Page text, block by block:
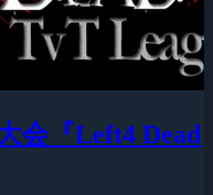
会『Left4 Dead